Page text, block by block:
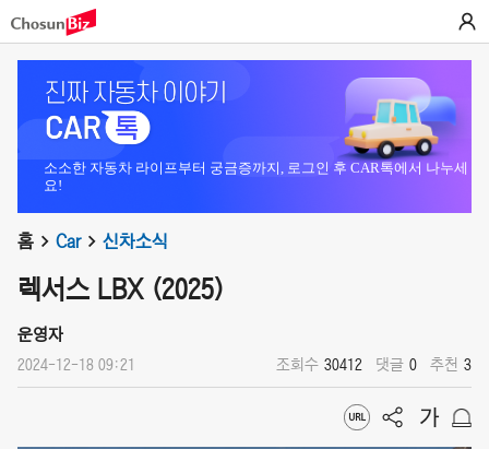
소소한 자동차 라이프부터 궁금증까지, 로그인 후 CAR톡에서 나누세
요!
홈 Car 신차소식
렉서스 LBX (2025)
운영자
2024-12-18 09:21 조회수 30412 댓글 0 추천 3